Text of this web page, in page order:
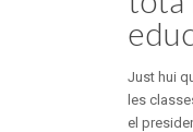
Just hui
les
el